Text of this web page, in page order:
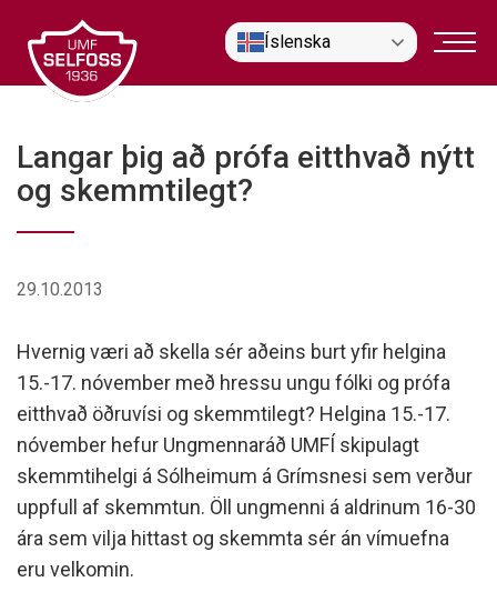
efni
Íslenska
Langar þig að prófa eitthvað nýtt
og skemmtilegt?
29.10.2013
Hvernig væri að skella sér aðeins burt yfir helgina
15.-17. nóvember með hressu ungu fólki og prófa
eitthvað öðruvísi og skemmtilegt? Helgina 15.-17.
nóvember hefur Ungmennaráð UMFÍ skipulagt
skemmtihelgi á Sólheimum á Grímsnesi sem verður
uppfull af skemmtun. Öll ungmenni á aldrinum 16-30
ára sem vilja hittast og skemmta sér án vímuefna
eru velkomin.